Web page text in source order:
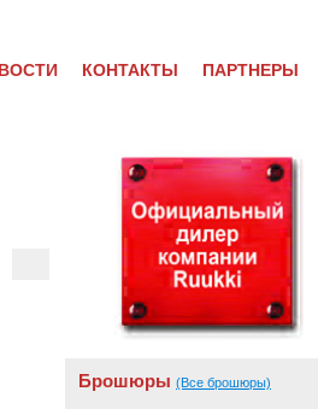
КОНТАКТЫ ПАРТНЕРЫ
Брошюры (Все брошюры)